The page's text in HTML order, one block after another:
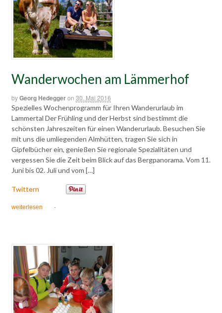
Wanderwochen am Lämmerhof
byGeorg Hedeggeron 30. Mai 2016
Spezielles Wochenprogramm für Ihren Wanderurlaub im
Lammertal Der Frühling und der Herbst sind bestimmt die
schönsten Jahreszeiten für einen Wanderurlaub. Besuchen Sie
mit uns die umliegenden Almhütten, tragen Sie sich in
Gipfelbücher ein, genießen Sie regionale Spezialitäten und
vergessen Sie die Zeit beim Blick auf das Bergpanorama. Vom 11.
Juni bis 02. Juli und vom […]
Twittern
weiterlesen ·